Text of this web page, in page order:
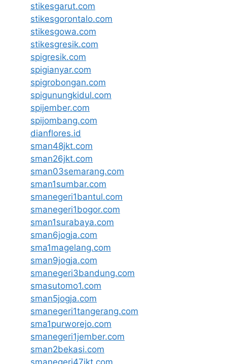
stikesgarut.com
stikesgorontalo.com
stikesgowa.com
stikesgresik.com
spigresik.com
spigianyar.com
spigrobongan.com
spigunungkidul.com
spijember.com
spijombang.com
dianflores.id
sman48jkt.com
sman26jkt.com
sman03semarang.com
sman1sumbar.com
smanegeri1bantul.com
smanegeri1bogor.com
sman1surabaya.com
sman6jogja.com
sma1magelang.com
sman9jogja.com
smanegeri3bandung.com
smasutomo1.com
sman5jogja.com
smanegeri1tangerang.com
sma1purworejo.com
smanegeri1jember.com
sman2bekasi.com
smanegeri47jkt.com